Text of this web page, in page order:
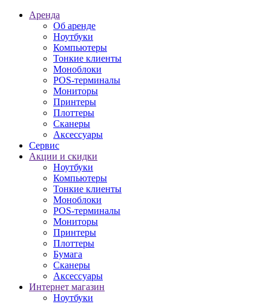
Аренда
Об аренде
Ноутбуки
Компьютеры
Тонкие клиенты
Моноблоки
POS-терминалы
Мониторы
Принтеры
Плоттеры
Сканеры
Аксессуары
Сервис
Акции и скидки
Ноутбуки
Компьютеры
Тонкие клиенты
Моноблоки
POS-терминалы
Мониторы
Принтеры
Плоттеры
Бумага
Сканеры
Аксессуары
Интернет магазин
Ноутбуки